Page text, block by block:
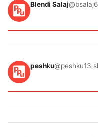
Blendi Salaj@bsalaj
peshku@peshku13